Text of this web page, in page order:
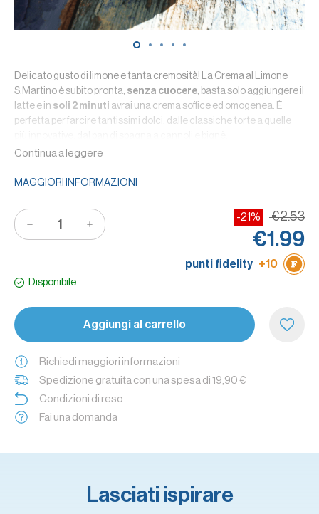
Delicato gusto di limone e tanta cremosità! La Crema al Limone
S.Martino è subito pronta, senza cuocere , basta solo aggiungere il
latte e in soli 2 minuti avrai una crema soffice ed omogenea. È
perfetta per farcire tantissimi dolci, dalle classiche torte a quelle
Rendi più invitanti i tuoi dolci decorandoli con la crema al
posto della classica crema pasticcera, per un risultato fresco e
Caratteristiche: crema senza glutine. Nella confezione trovi 2
buste, ciascuna è la dose per 250 ml di latte.
Continua a leggere
MAGGIORI INFORMAZIONI
-21% €2.53
€1.99
punti fidelity +10
Disponibile
Aggiungi al carrello
Richiedi maggiori informazioni
Spedizione gratuita con una spesa di 19,90 €
Condizioni di reso
Fai una domanda
Lasciati ispirare